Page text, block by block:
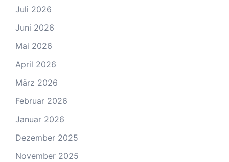
Juli 2026
Juni 2026
Mai 2026
April 2026
März 2026
Februar 2026
Januar 2026
Dezember 2025
November 2025